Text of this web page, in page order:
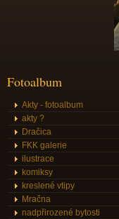
Fotoalbum
Akty - fotoalbum
akty ?
Dračica
FKK galerie
ilustrace
komiksy
kreslené vtipy
Mračna
nadpřirozené bytosti